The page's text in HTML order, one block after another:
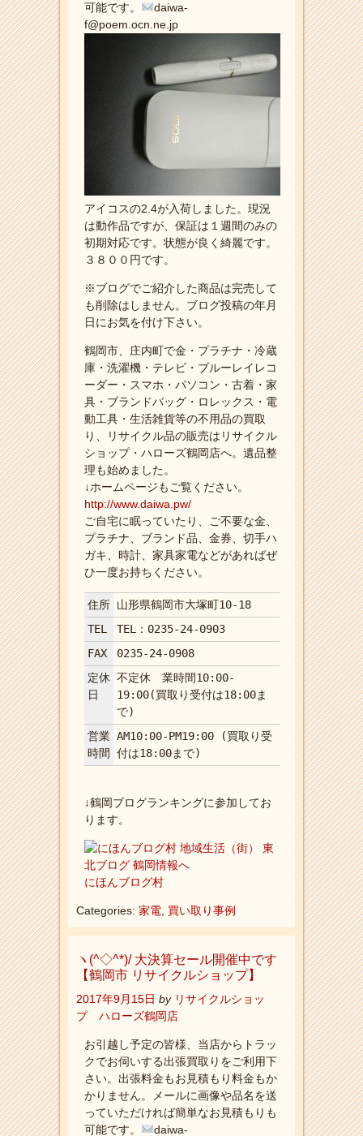
可能です。
daiwa-
f@poem.ocn.ne.jp
アイコスの2.4が入荷しました。現況
は動作品ですが、保証は１週間のみの
初期対応です。状態が良く綺麗です。
３８００円です。
※ブログでご紹介した商品は完売して
も削除はしません。ブログ投稿の年月
日にお気を付け下さい。
鶴岡市、庄内町で金・プラチナ・冷蔵
庫・洗濯機・テレビ・ブルーレイレコ
ーダー・スマホ・パソコン・古着・家
具・ブランドバッグ・ロレックス・電
動工具・生活雑貨等の不用品の買取
り、リサイクル品の販売はリサイクル
ショップ・ハローズ鶴岡店へ。遺品整
理も始めました。
↓ホームページもご覧ください。
http://www.daiwa.pw/
ご自宅に眠っていたり、ご不要な金、
プラチナ、ブランド品、金券、切手ハ
ガキ、時計、家具家電などがあればぜ
ひ一度お持ちください。
住所 山形県鶴岡市大塚町10-18
TEL
TEL：0235-24-0903
FAX
0235-24-0908
定休
日
不定休 業時間10:00-
19:00(買取り受付は18:00ま
で)
営業
時間
AM10:00-PM19:00 (買取り受
付は18:00まで)
↓鶴岡ブログランキングに参加してお
ります。
にほんブログ村
Categories: 家電 買い取り事例
ヽ(^◇^*)/ 大決算セール開催中です
【鶴岡市 リサイクルショップ】
2017年9月15日 by リサイクルショッ
プ ハローズ鶴岡店
お引越し予定の皆様、当店からトラッ
クでお伺いする出張買取りをご利用下
さい。出張料金もお見積もり料金もか
かりません。メールに画像や品名を送
っていただければ簡単なお見積もりも
可能です。
daiwa-